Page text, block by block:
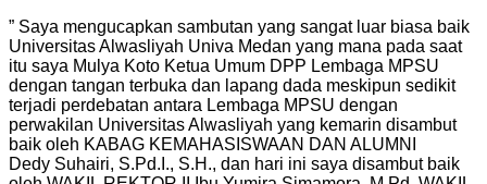
” Saya mengucapkan sambutan yang sangat luar biasa baik
Universitas Alwasliyah Univa Medan yang mana pada saat
itu saya Mulya Koto Ketua Umum DPP Lembaga MPSU
dengan tangan terbuka dan lapang dada meskipun sedikit
terjadi perdebatan antara Lembaga MPSU dengan
perwakilan Universitas Alwasliyah yang kemarin disambut
baik oleh KABAG KEMAHASISWAAN DAN ALUMNI
Dedy Suhairi, S.Pd.I., S.H., dan hari ini saya disambut baik